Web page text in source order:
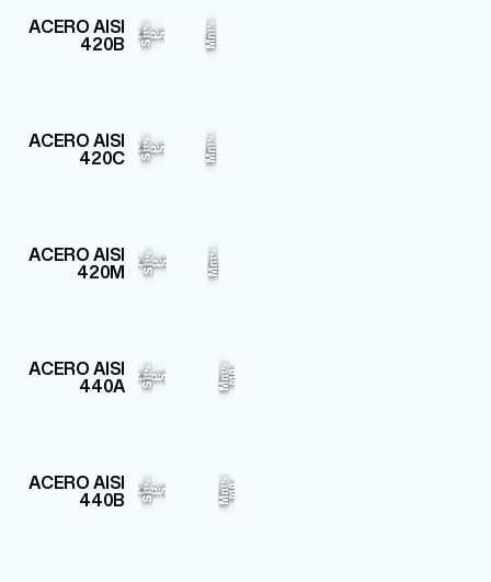
ACERO AISI
420B C
Si
1%P
S Mn
1%
ACERO AISI
420C C
Si
1%P
S Mn
1%
ACERO AISI
420M C
Si
1%P
S Mn
1%
ACERO AISI
440A C
Si
1%P
S Mn
1%Mo
ACERO AISI
440B C
Si
1%P
S Mn
1%Mo